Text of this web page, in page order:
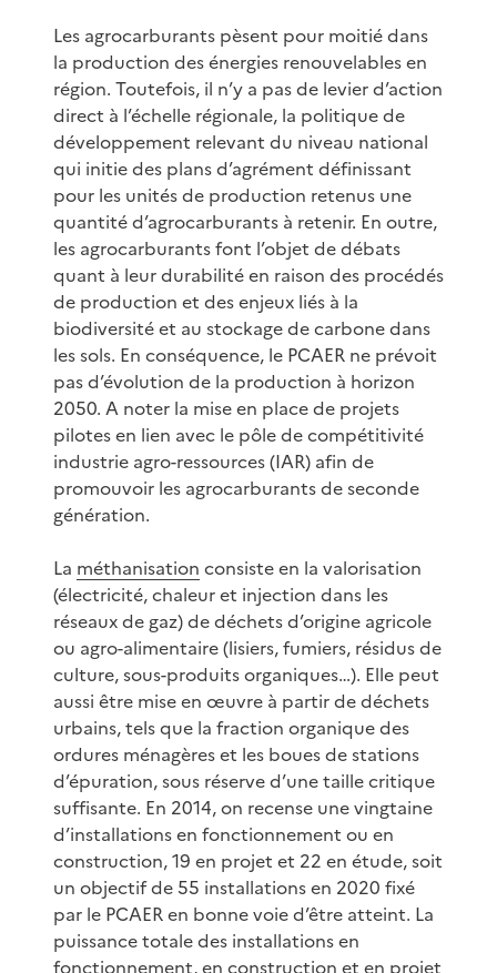
Les agrocarburants pèsent pour moitié dans
la production des énergies renouvelables en
région. Toutefois, il n’y a pas de levier d’action
direct à l’échelle régionale, la politique de
développement relevant du niveau national
qui initie des plans d’agrément définissant
pour les unités de production retenus une
quantité d’agrocarburants à retenir. En outre,
les agrocarburants font l’objet de débats
quant à leur durabilité en raison des procédés
de production et des enjeux liés à la
biodiversité et au stockage de carbone dans
les sols. En conséquence, le PCAER ne prévoit
pas d’évolution de la production à horizon
2050. A noter la mise en place de projets
pilotes en lien avec le pôle de compétitivité
industrie agro-ressources (IAR) afin de
promouvoir les agrocarburants de seconde
génération.
La méthanisation consiste en la valorisation
(électricité, chaleur et injection dans les
réseaux de gaz) de déchets d’origine agricole
ou agro-alimentaire (lisiers, fumiers, résidus de
culture, sous-produits organiques…). Elle peut
aussi être mise en œuvre à partir de déchets
urbains, tels que la fraction organique des
ordures ménagères et les boues de stations
d’épuration, sous réserve d’une taille critique
suffisante. En 2014, on recense une vingtaine
d’installations en fonctionnement ou en
construction, 19 en projet et 22 en étude, soit
un objectif de 55 installations en 2020 fixé
par le PCAER en bonne voie d’être atteint. La
puissance totale des installations en
fonctionnement, en construction et en projet